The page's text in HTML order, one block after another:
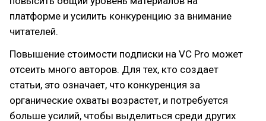
платформе и усилить конкуренцию за внимание
читателей.
Повышение стоимости подписки на VC Pro может
отсеить много авторов. Для тех, кто создает
статьи, это означает, что конкуренция за
органические охваты возрастет, и потребуется
больше усилий, чтобы выделиться среди других